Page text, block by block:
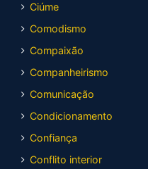
Ciúme
Comodismo
Compaixão
Companheirismo
Comunicação
Condicionamento
Confiança
Conflito interior